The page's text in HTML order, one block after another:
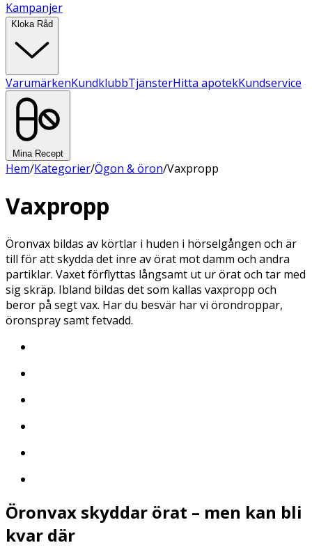
Kampanjer
Kloka Råd
VarumärkenKundklubbTjänsterHitta apotekKundservice
Mina Recept
Hem/Kategorier/Ögon & öron/Vaxpropp
Vaxpropp
Öronvax bildas av körtlar i huden i hörselgången och är
till för att skydda det inre av örat mot damm och andra
partiklar. Vaxet förflyttas långsamt ut ur örat och tar med
sig skräp. Ibland bildas det som kallas vaxpropp och
beror på segt vax. Har du besvär har vi örondroppar,
öronspray samt fetvadd.
Öronvax skyddar örat – men kan bli
kvar där